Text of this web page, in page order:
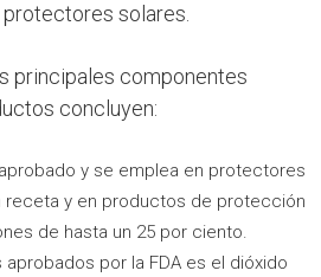
solares.
principales componentes
concluyen:
y se emplea en protectores
receta y en productos de protección
de hasta un 25 por ciento.
por la FDA es el dióxido